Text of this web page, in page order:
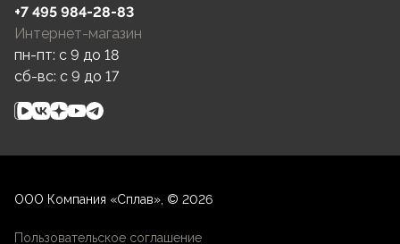
+7 495 984-28-83
Интернет-магазин
пн-пт: c 9 до 18
сб-вс: c 9 до 17
ООО Компания «Сплав», © 2026
Пользовательское соглашение